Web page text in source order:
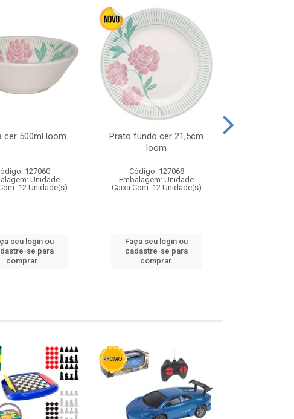
cer 500ml loom
127060
Unidade
12 Unidade(s)
seu login ou
se para
comprar.
Prato fundo cer 21,5cm
loom
Código: 127068
Embalagem: Unidade
Caixa Com: 12 Unidade(s)
Faça seu login ou
cadastre-se para
comprar.